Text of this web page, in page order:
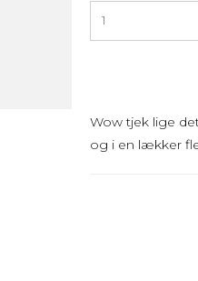
Wow tjek lige
og i en lækker